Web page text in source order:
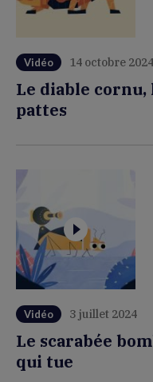
Vidéo 14 octobre 2024
Le diable cornu,
pattes
Vidéo 3 juillet 2024
Le scarabée
qui tue